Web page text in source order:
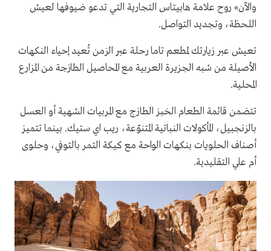
والآن» روح علامة هابيتاس التجارية التي تدعو ضيوفها لعيش
اللحظة، وتجديد التواصل.
تعيش عبر زيارتك لمطعم تاما رحلة عبر الزمن تُعيد إحياء النكهات
الأصيلة من شبه الجزيرة العربية مع المحاصيل الطازجة من المزارع
المحلية.
تتضمن قائمة الطعام الخبز الطازج مع المربيات الشهية أو العسل
بالزنجبيل، المأكولات النباتية المتنوّعة، ريب اي ستيك. بينما تتميز
أصناف الحلويات بنكهات الواحة مع كيكة التمر بالتوفي، وحلوى
أم علي التقليدية.